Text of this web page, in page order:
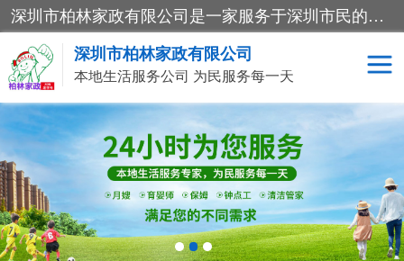
深圳市柏林家政有限公司是一家服务于深圳市民的专业家政公司。致力于为客户提供高质量、多维度的家庭服务，包括养老、母婴、月嫂育婴早教、康复理疗、家电清洗和保洁等方面的专业服务。
深圳市柏林家政有限公司
本地生活服务公司 为民服务每一天
家居保洁 护工月嫂
家庭保姆 家政服务